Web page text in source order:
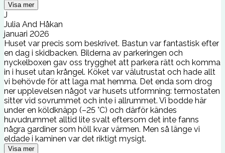
Visa mer
J
Julia And Håkan
januari 2026
Huset var precis som beskrivet. Bastun var fantastisk efter
en dag i skidbacken. Bilderna av parkeringen och
nyckelboxen gav oss trygghet att parkera rätt och komma
in i huset utan krångel. Köket var välutrustat och hade allt
vi behövde för att laga mat hemma. Det enda som drog
ner upplevelsen något var husets utformning: termostaten
sitter vid sovrummet och inte i allrummet. Vi bodde här
under en köldknäpp (–25 °C) och därför kändes
huvudrummet alltid lite svalt eftersom det inte fanns
några gardiner som höll kvar värmen. Men så länge vi
eldade i kaminen var det riktigt mysigt.
Visa mer